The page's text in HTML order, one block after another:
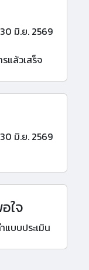
30 มิ.ย. 2569
แล้วเสร็จ
30 มิ.ย. 2569
ใจ
บบประเมิน